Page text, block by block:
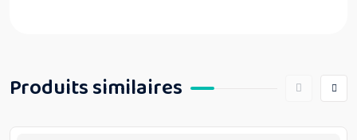
Produits similaires